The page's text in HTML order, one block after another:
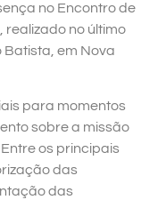
no Encontro de
realizado no último
Batista, em Nova
para momentos
sobre a missão
os principais
das
das